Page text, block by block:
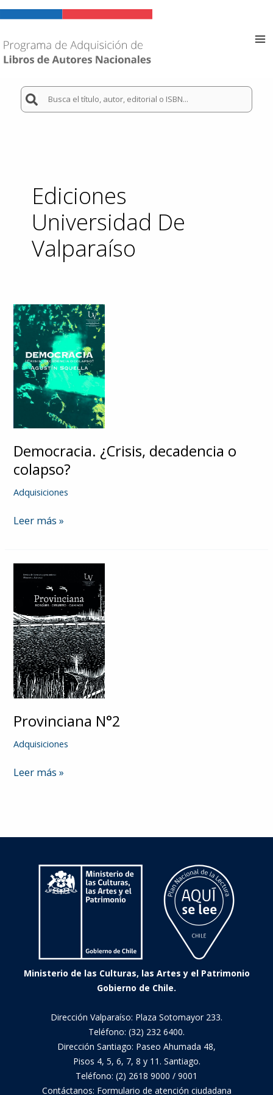
Ir
al
Buscar
por:
Ediciones
Universidad De
Valparaíso
Democracia. ¿Crisis, decadencia o
colapso?
Adquisiciones
Democracia.
o
colapso?
Leer más »
Provinciana N°2
Adquisiciones
Provinciana
Leer más »
Ministerio de las Culturas, las Artes y el Patrimonio
Gobierno de Chile.
Dirección Valparaíso: Plaza Sotomayor 233.
Teléfono: (32) 232 6400.
Dirección Santiago: Paseo Ahumada 48,
Pisos 4, 5, 6, 7, 8 y 11. Santiago.
Teléfono: (2) 2618 9000 / 9001
Contáctanos: Formulario de atención ciudadana